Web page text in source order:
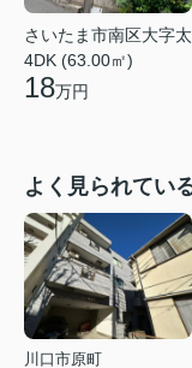
さいたま市南区大字
4DK (63.00㎡)
18万円
よく見られてい
川口市原町